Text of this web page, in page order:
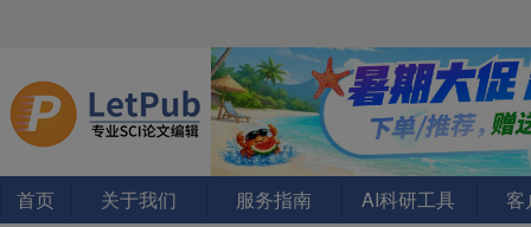
首页 关于我们 服务指南 AI科研工具 客